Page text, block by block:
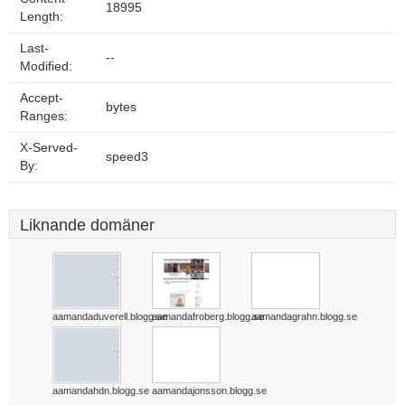
Length:
18995
Last-
Modified:
--
Accept-
Ranges:
bytes
X-Served-
By:
speed3
Liknande domäner
aamandaduverell.blogg.seaamandafroberg.blogg.seaamandagrahn.blogg.se
aamandahdn.blogg.se aamandajonsson.blogg.se